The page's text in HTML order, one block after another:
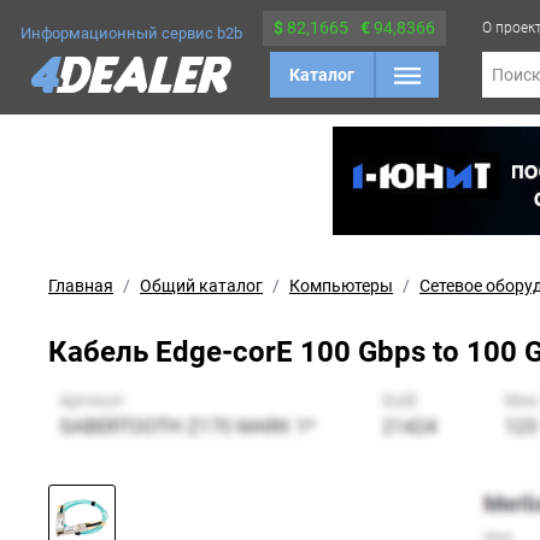
Информационный сервис b2b $ 82,1665 €94,8366
Каталог
О
Поиск
Главная Общий каталог Компьютеры Сетевое
Кабель Edge-corE 100 Gbps to 100